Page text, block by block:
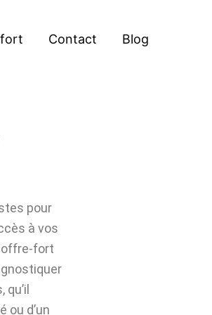
Contact Blog
pour
à vos
fort
ou d’un